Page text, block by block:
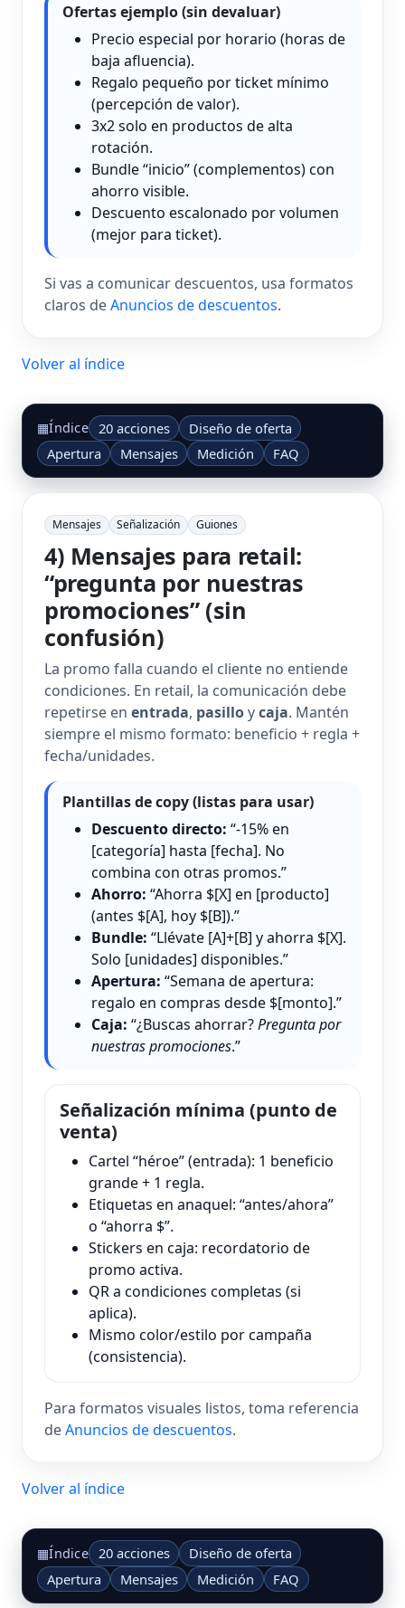
Ofertas ejemplo (sin devaluar)
Precio especial por horario (horas de
baja afluencia).
Regalo pequeño por ticket mínimo
(percepción de valor).
3x2 solo en productos de alta
rotación.
Bundle “inicio” (complementos) con
ahorro visible.
Descuento escalonado por volumen
(mejor para ticket).
Si vas a comunicar descuentos, usa formatos
claros deAnuncios de descuentos.
Volver al índice
▦Índice 20 acciones
Diseño de oferta
Apertura
Mensajes Medición FAQ
Mensajes Señalización Guiones
4) Mensajes para retail:
“pregunta por nuestras
promociones” (sin
confusión)
La promo falla cuando el cliente no entiende
condiciones. En retail, la comunicación debe
repetirse en entrada, pasilloycaja. Mantén
siempre el mismo formato: beneficio + regla +
fecha/unidades.
Plantillas de copy (listas para usar)
Descuento directo: “-15% en
[categoría] hasta [fecha]. No
combina con otras promos.”
Ahorro: “Ahorra $[X] en [producto]
(antes $[A], hoy $[B]).”
Bundle: “Llévate [A]+[B] y ahorra $[X].
Solo [unidades] disponibles.”
Apertura: “Semana de apertura:
regalo en compras desde $[monto].”
Caja: “¿Buscas ahorrar?Pregunta por
nuestras promociones.”
Señalización mínima (punto de
venta)
Cartel “héroe” (entrada): 1 beneficio
grande + 1 regla.
Etiquetas en anaquel: “antes/ahora”
o “ahorra $”.
Stickers en caja: recordatorio de
promo activa.
QR a condiciones completas (si
aplica).
Mismo color/estilo por campaña
(consistencia).
Para formatos visuales listos, toma referencia
deAnuncios de descuentos.
Volver al índice
▦Índice 20 acciones
Diseño de oferta
Apertura
Mensajes Medición FAQ